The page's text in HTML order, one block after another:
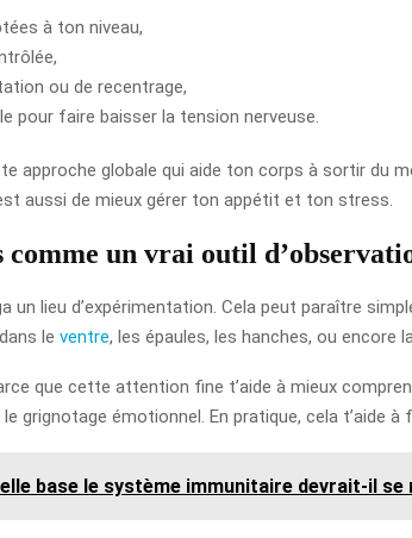
à ton niveau,
ou de recentrage,
pour faire baisser la tension nerveuse.
approche globale qui aide ton corps à sortir du
aussi de mieux gérer ton appétit et ton stress.
un vrai outil
un lieu d’expérimentation. Cela peut paraître
le ventre, les épaules, les hanches, ou encore
que cette attention fine t’aide à mieux
grignotage émotionnel. En pratique, cela t’aide
base le système immunitaire devrait-il